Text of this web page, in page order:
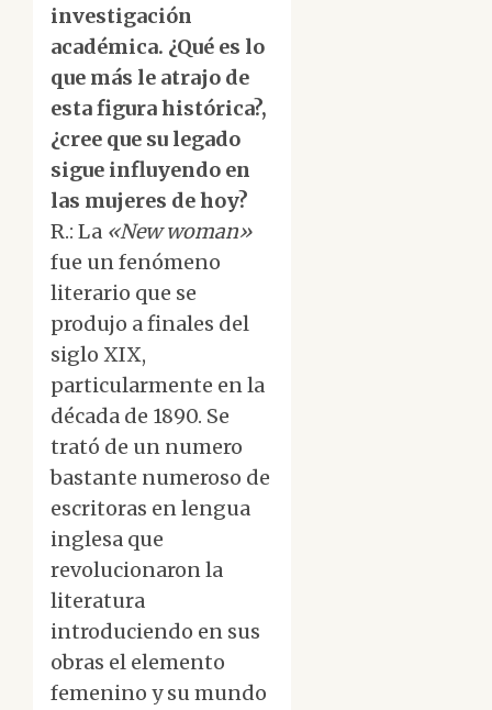
investigación
académica. ¿Qué es lo
que más le atrajo de
esta figura histórica?,
¿cree que su legado
sigue influyendo en
las mujeres de hoy?
R.: La «New woman»
fue un fenómeno
literario que se
produjo a finales del
siglo XIX,
particularmente en la
década de 1890. Se
trató de un numero
bastante numeroso de
escritoras en lengua
inglesa que
revolucionaron la
literatura
introduciendo en sus
obras el elemento
femenino y su mundo